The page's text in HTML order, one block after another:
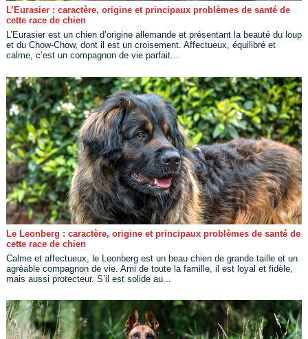
L’Eurasier : caractère, origine et principaux problèmes de santé de
cette race de chien
L’Eurasier est un chien d’origine allemande et présentant la beauté du loup
et du Chow-Chow, dont il est un croisement. Affectueux, équilibré et
calme, c’est un compagnon de vie parfait...
Le Leonberg : caractère, origine et principaux problèmes de santé de
cette race de chien
Calme et affectueux, le Leonberg est un beau chien de grande taille et un
agréable compagnon de vie. Ami de toute la famille, il est loyal et fidèle,
mais aussi protecteur. S’il est solide au...